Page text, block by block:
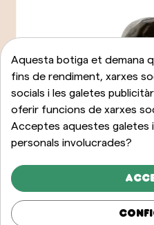
Aquesta botiga et demana
fins de rendiment, xarxes
socials i les galetes
oferir funcions de xarxes
Acceptes aquestes galetes
personals involucrades?